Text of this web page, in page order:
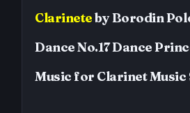
ClarinetebyBorodin
Dance No.17 Dance
Music for ClarinetMusic